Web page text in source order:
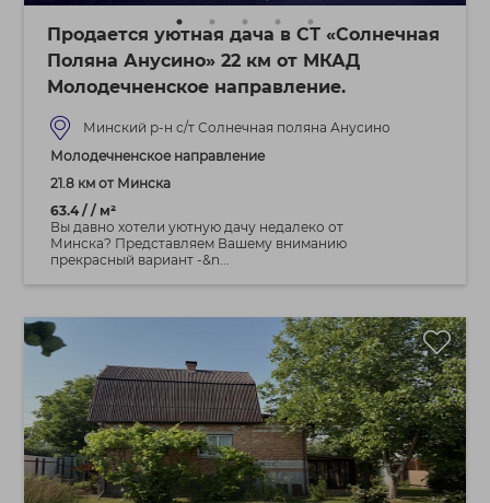
Продается уютная дача в СТ «Солнечная
Поляна Анусино» 22 км от МКАД
Молодечненское направление.
Минский р-н с/т Солнечная поляна Анусино
Молодечненское направление
21.8 км от Минска
63.4 / / м²
Вы давно хотели уютную дачу недалеко от
Минска? Представляем Вашему вниманию
прекрасный вариант -&n...